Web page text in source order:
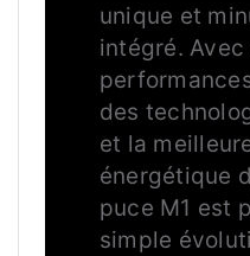
unique et
intégré. Avec
des
et la
énergétique
puce M1 est
simple